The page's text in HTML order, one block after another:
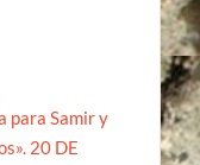
para Samir y
20 DE